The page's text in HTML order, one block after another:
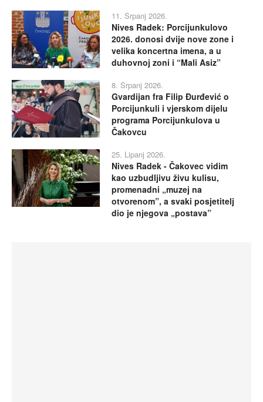
11. Srpanj 2026.
Nives Radek: Porcijunkulovo
2026. donosi dvije nove zone i
velika koncertna imena, a u
duhovnoj zoni i “Mali Asiz”
8. Srpanj 2026.
Gvardijan fra Filip Đurđević o
Porcijunkuli i vjerskom dijelu
programa Porcijunkulova u
Čakovcu
25. Lipanj 2026.
Nives Radek - Čakovec vidim
kao uzbudljivu živu kulisu,
promenadni „muzej na
otvorenom”, a svaki posjetitelj
dio je njegova „postava”